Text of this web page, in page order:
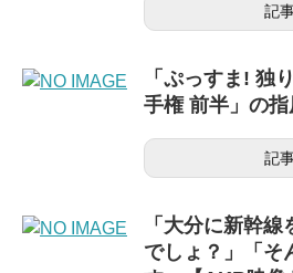
記
「ぷっすま! 独
手権 前半」の
記
「大分に新幹
でしょ？」「そ